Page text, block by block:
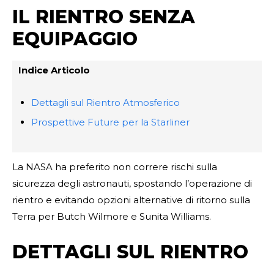
IL RIENTRO SENZA
EQUIPAGGIO
Indice Articolo
Dettagli sul Rientro Atmosferico
Prospettive Future per la Starliner
La NASA ha preferito non correre rischi sulla
sicurezza degli astronauti, spostando l’operazione di
rientro e evitando opzioni alternative di ritorno sulla
Terra per Butch Wilmore e Sunita Williams.
DETTAGLI SUL RIENTRO